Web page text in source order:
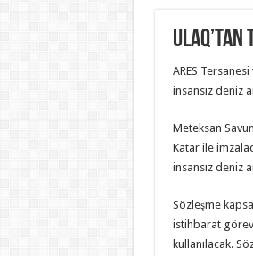
ARES
insansız deniz
Meteksan
Katar ile
insansız deniz
Sözleşme
istihbarat
kullanılacak.